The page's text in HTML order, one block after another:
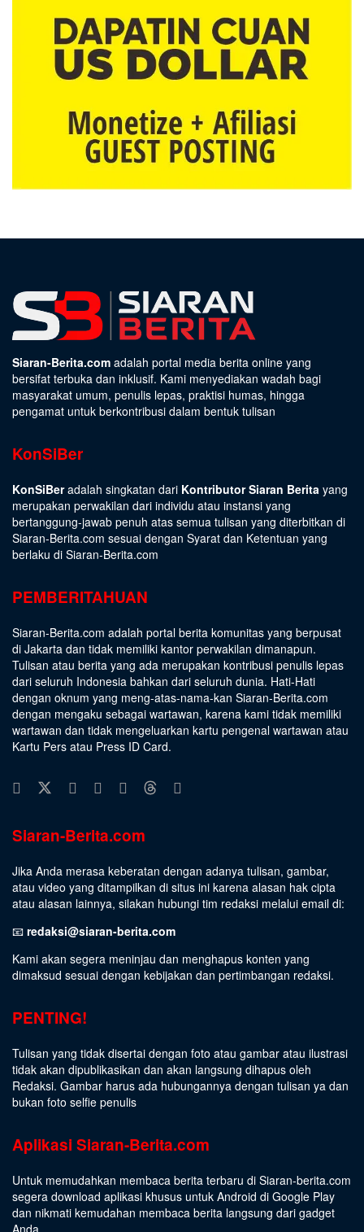
Siaran-Berita.com adalah portal media berita online yang
bersifat terbuka dan inklusif. Kami menyediakan wadah bagi
masyarakat umum, penulis lepas, praktisi humas, hingga
pengamat untuk berkontribusi dalam bentuk tulisan
KonSiBer
KonSiBeradalah singkatan dari Kontributor Siaran Berita yang
merupakan perwakilan dari individu atau instansi yang
bertanggung-jawab penuh atas semua tulisan yang diterbitkan di
Siaran-Berita.com sesuai dengan Syarat dan Ketentuan yang
berlaku di Siaran-Berita.com
PEMBERITAHUAN
Siaran-Berita.com adalah portal berita komunitas yang berpusat
di Jakarta dan tidak memiliki kantor perwakilan dimanapun.
Tulisan atau berita yang ada merupakan kontribusi penulis lepas
dari seluruh Indonesia bahkan dari seluruh dunia. Hati-Hati
dengan oknum yang meng-atas-nama-kan Siaran-Berita.com
dengan mengaku sebagai wartawan, karena kami tidak memiliki
wartawan dan tidak mengeluarkan kartu pengenal wartawan atau
Kartu Pers atau Press ID Card.
Siaran-Berita.com
Jika Anda merasa keberatan dengan adanya tulisan, gambar,
atau video yang ditampilkan di situs ini karena alasan hak cipta
atau alasan lainnya, silakan hubungi tim redaksi melalui email di:
📧 redaksi@siaran-berita.com
Kami akan segera meninjau dan menghapus konten yang
dimaksud sesuai dengan kebijakan dan pertimbangan redaksi.
PENTING!
Tulisan yang tidak disertai dengan foto atau gambar atau ilustrasi
tidak akan dipublikasikan dan akan langsung dihapus oleh
Redaksi. Gambar harus ada hubungannya dengan tulisan ya dan
bukan foto selfie penulis
Aplikasi Siaran-Berita.com
Untuk memudahkan membaca berita terbaru di Siaran-berita.com
segera download aplikasi khusus untuk Android di Google Play
dan nikmati kemudahan membaca berita langsung dari gadget